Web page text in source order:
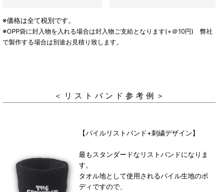
※価格は全て税別です。
※OPP袋に封入物を入れる場合は封入物ご支給となります(+＠10円) 弊社
で製作する場合は別途お見積り致します。
＜ リ ス ト バ ン ド 参 考 例 ＞
【パイルリストバンド+刺繍デザイン】
最もスタンダードなリストバンドになりま
す。
タオル地として使用されるパイル生地のボ
ディですので、